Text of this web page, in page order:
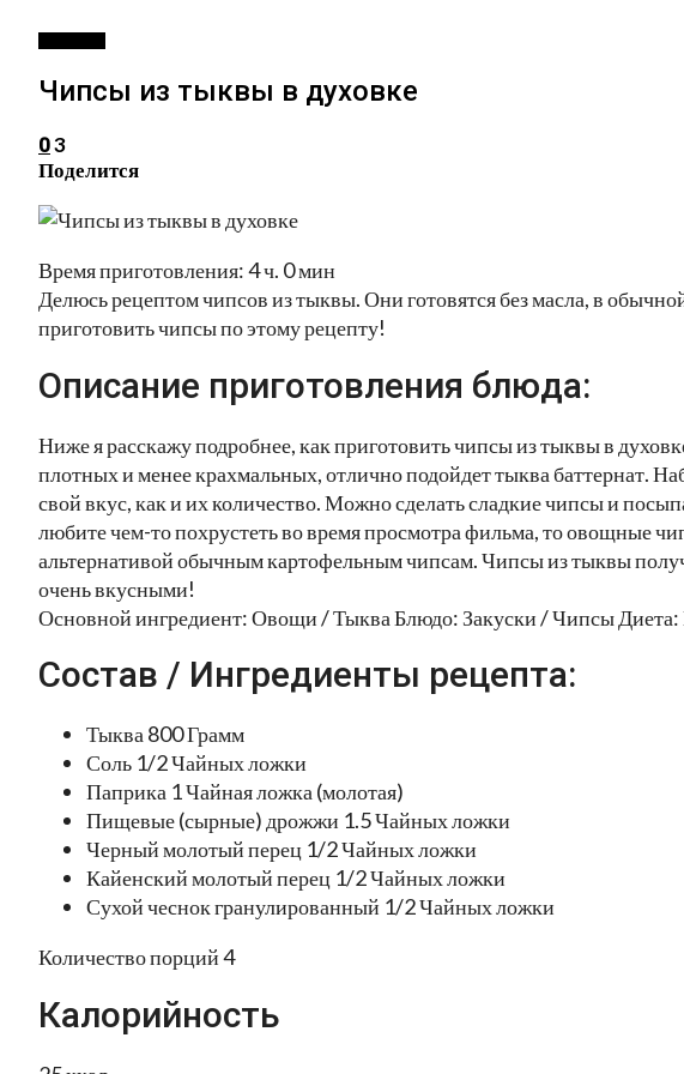
Чипсы из тыквы в духовке
03
Поделится
Время приготовления: 4 ч. 0 мин
Делюсь рецептом чипсов из тыквы. Они готовятся без масла, в
приготовить чипсы по этому рецепту!
Описание приготовления блюда:
Ниже я расскажу подробнее, как приготовить чипсы из тыквы в
плотных и менее крахмальных, отлично подойдет тыква баттернат.
свой вкус, как и их количество. Можно сделать сладкие чипсы и
любите чем-то похрустеть во время просмотра фильма, то овощные
альтернативой обычным картофельным чипсам. Чипсы из тыквы
очень вкусными!
Основной ингредиент: Овощи / Тыква Блюдо: Закуски / Чипсы Диета:
Состав / Ингредиенты рецепта:
Тыква 800 Грамм
Соль 1/2 Чайных ложки
Паприка 1 Чайная ложка (молотая)
Пищевые (сырные) дрожжи 1.5 Чайных ложки
Черный молотый перец 1/2 Чайных ложки
Кайенский молотый перец 1/2 Чайных ложки
Сухой чеснок гранулированный 1/2 Чайных ложки
Количество порций 4
Калорийность